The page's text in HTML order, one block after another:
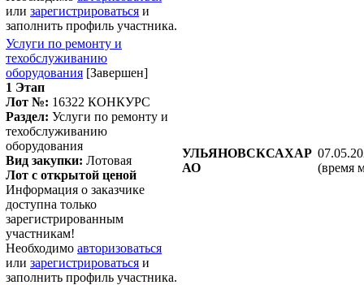
или зарегистрироваться и
заполнить профиль участника.
Услуги по ремонту и
техобслуживанию
оборудования [Завершен]
1 Этап
Лот №: 16322 КОНКУРС
Раздел: Услуги по ремонту и
техобслуживанию
оборудования
Вид закупки: Лотовая
Лот с открытой ценой
Информация о заказчике
доступна только
зарегистрированным
участникам!
Необходимо авторизоваться
или зарегистрироваться и
заполнить профиль участника.
УЛЬЯНОВСКСАХАР
АО
(время